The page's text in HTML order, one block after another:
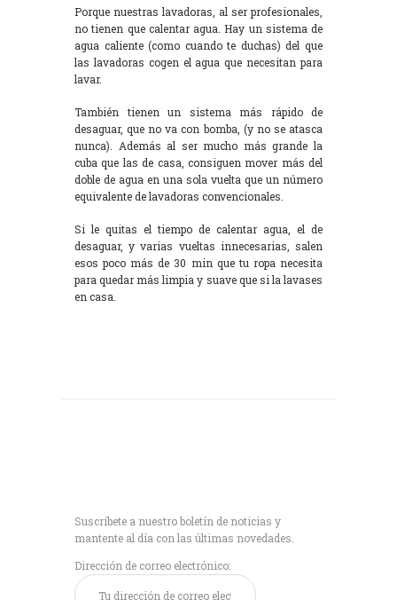
Porque nuestras lavadoras, al ser profesionales,
no tienen que calentar agua. Hay un sistema de
agua caliente (como cuando te duchas) del que
las lavadoras cogen el agua que necesitan para
lavar.
También tienen un sistema más rápido de
desaguar, que no va con bomba, (y no se atasca
nunca). Además al ser mucho más grande la
cuba que las de casa, consiguen mover más del
doble de agua en una sola vuelta que un número
equivalente de lavadoras convencionales.
Si le quitas el tiempo de calentar agua, el de
desaguar, y varias vueltas innecesarias, salen
esos poco más de 30 min que tu ropa necesita
para quedar más limpia y suave que si la lavases
en casa.
Suscríbete a nuestro boletín de noticias y
mantente al día con las últimas novedades.
Dirección de correo electrónico: